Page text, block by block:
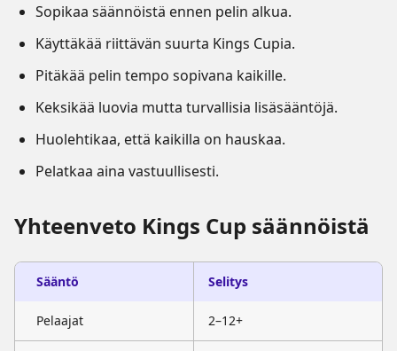
Sopikaa säännöistä ennen pelin alkua.
Käyttäkää riittävän suurta Kings Cupia.
Pitäkää pelin tempo sopivana kaikille.
Keksikää luovia mutta turvallisia lisäsääntöjä.
Huolehtikaa, että kaikilla on hauskaa.
Pelatkaa aina vastuullisesti.
Yhteenveto Kings Cup säännöistä
Sääntö Selitys
Pelaajat 2–12+